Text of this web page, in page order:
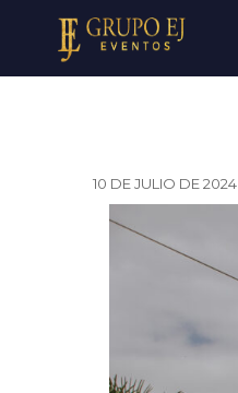
10 DE JULIO DE 2024